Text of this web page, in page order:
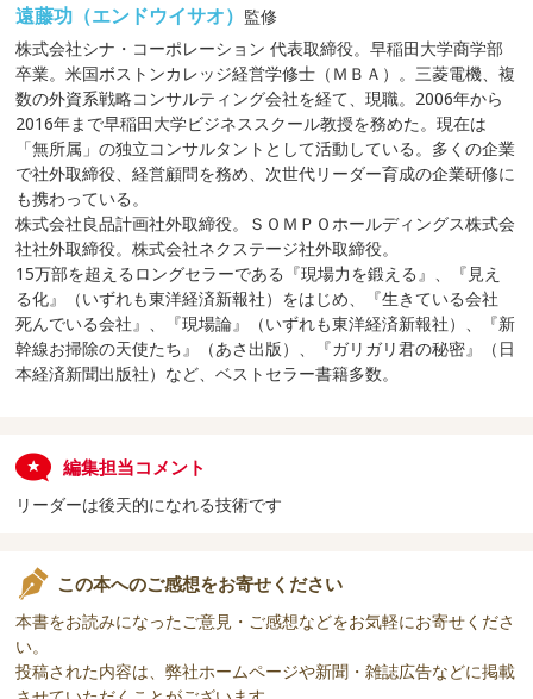
遠藤功（エンドウイサオ） 監修
株式会社シナ・コーポレーション 代表取締役。早稲田大学商学部
卒業。米国ボストンカレッジ経営学修士（ＭＢＡ）。三菱電機、複
数の外資系戦略コンサルティング会社を経て、現職。2006年から
2016年まで早稲田大学ビジネススクール教授を務めた。現在は
「無所属」の独立コンサルタントとして活動している。多くの企業
で社外取締役、経営顧問を務め、次世代リーダー育成の企業研修に
も携わっている。
株式会社良品計画社外取締役。ＳＯＭＰＯホールディングス株式会
社社外取締役。株式会社ネクステージ社外取締役。
15万部を超えるロングセラーである『現場力を鍛える』、『見え
る化』（いずれも東洋経済新報社）をはじめ、『生きている会社
死んでいる会社』、『現場論』（いずれも東洋経済新報社）、『新
幹線お掃除の天使たち』（あさ出版）、『ガリガリ君の秘密』（日
本経済新聞出版社）など、ベストセラー書籍多数。
編集担当コメント
リーダーは後天的になれる技術です
この本へのご感想をお寄せください
本書をお読みになったご意見・ご感想などをお気軽にお寄せくださ
い。
投稿された内容は、弊社ホームページや新聞・雑誌広告などに掲載